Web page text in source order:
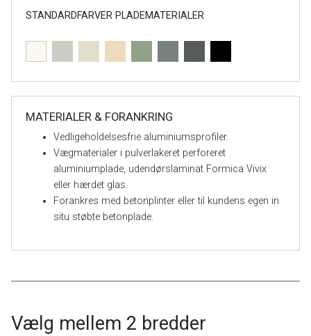
STANDARDFARVER PLADEMATERIALER
MATERIALER & FORANKRING
Vedligeholdelsesfrie aluminiumsprofiler.
Vægmaterialer i pulverlakeret perforeret
aluminiumplade, udendørslaminat Formica Vivix
eller hærdet glas.
Forankres med betonplinter eller til kundens egen in
situ støbte betonplade.
Vælg mellem 2 bredder